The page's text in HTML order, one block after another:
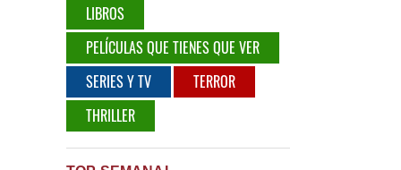
LIBROS
PELÍCULAS QUE TIENES QUE VER
SERIES Y TV
TERROR
THRILLER